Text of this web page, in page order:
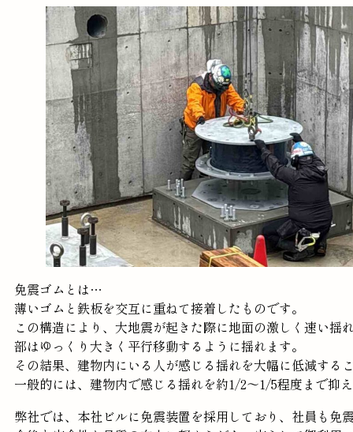
免震ゴムとは…
薄いゴムと鉄板を交互に重ねて接着したものです。
この構造により、大地震が起きた際に地面の激しく速い
部はゆっくり大きく平行移動するように揺れます。
その結果、建物内にいる人が感じる揺れを大幅に低減する
一般的には、建物内で感じる揺れを約1/2～1/5程度まで抑
弊社では、本社ビルに免震装置を採用しており、社員も